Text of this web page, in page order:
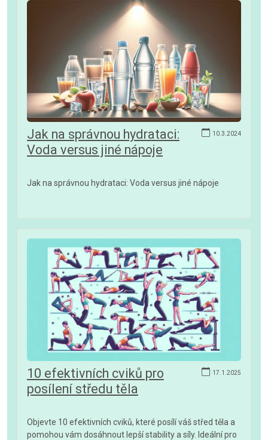
10.3.2024
Jak na správnou hydrataci:
Voda versus jiné nápoje
Jak na správnou hydrataci: Voda versus jiné nápoje
17.1.2025
10 efektivních cviků pro
posílení středu těla
Objevte 10 efektivních cviků, které posílí váš střed těla a
pomohou vám dosáhnout lepší stability a síly. Ideální pro